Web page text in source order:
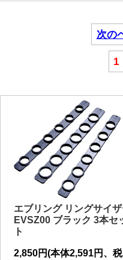
次の
1
エブリング リングサイ
EVSZ00 ブラック 3本セ
ト
2,850円(本体2,591円、税